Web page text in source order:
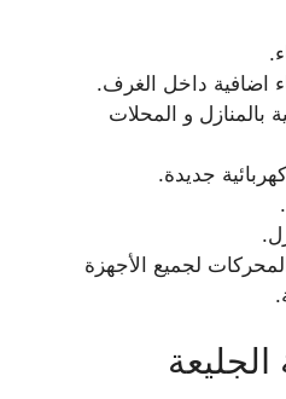
اضافية داخل الغرف.
بالمنازل و المحلات
جديدة.
لجميع الأجهزة